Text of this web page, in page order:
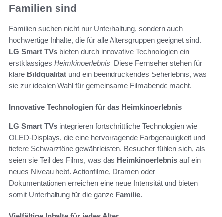
Familien sind
Familien suchen nicht nur Unterhaltung, sondern auch
hochwertige Inhalte, die für alle Altersgruppen geeignet sind.
LG Smart TVs bieten durch innovative Technologien ein
erstklassiges Heimkinoerlebnis. Diese Fernseher stehen für
klare Bildqualität und ein beeindruckendes Seherlebnis, was
sie zur idealen Wahl für gemeinsame Filmabende macht.
Innovative Technologien für das Heimkinoerlebnis
LG Smart TVs integrieren fortschrittliche Technologien wie
OLED-Displays, die eine hervorragende Farbgenauigkeit und
tiefere Schwarztöne gewährleisten. Besucher fühlen sich, als
seien sie Teil des Films, was das Heimkinoerlebnis auf ein
neues Niveau hebt. Actionfilme, Dramen oder
Dokumentationen erreichen eine neue Intensität und bieten
somit Unterhaltung für die ganze Familie.